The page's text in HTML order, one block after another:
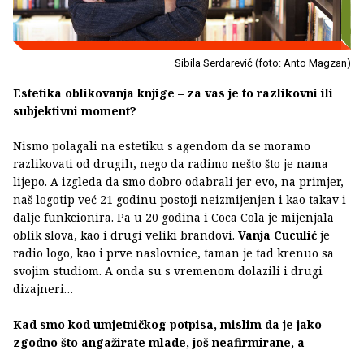
Sibila Serdarević (foto: Anto Magzan)
Estetika oblikovanja knjige – za vas je to razlikovni ili
subjektivni moment?
Nismo polagali na estetiku s agendom da se moramo
razlikovati od drugih, nego da radimo nešto što je nama
lijepo. A izgleda da smo dobro odabrali jer evo, na primjer,
naš logotip već 21 godinu postoji neizmijenjen i kao takav i
dalje funkcionira. Pa u 20 godina i Coca Cola je mijenjala
oblik slova, kao i drugi veliki brandovi. Vanja Cuculić je
radio logo, kao i prve naslovnice, taman je tad krenuo sa
svojim studiom. A onda su s vremenom dolazili i drugi
dizajneri…
Kad smo kod umjetničkog potpisa, mislim da je jako
zgodno što angažirate mlade, još neafirmirane, a